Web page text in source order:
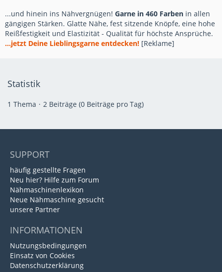
...und hinein ins Nähvergnügen! Garne in 460 Farben in allen
gängigen Stärken. Glatte Nähe, fest sitzende Knöpfe, eine hohe
Reißfestigkeit und Elastizität - Qualität für höchste Ansprüche.
...jetzt Deine Lieblingsgarne entdecken! [Reklame]
Statistik
1 Thema 2 Beiträge (0 Beiträge pro Tag)
SUPPORT
häufig gestellte Fragen
Neu hier? Hilfe zum Forum
Nähmaschinenlexikon
Neue Nähmaschine gesucht
unsere Partner
INFORMATIONEN
Nutzungsbedingungen
Einsatz von Cookies
Datenschutzerklärung